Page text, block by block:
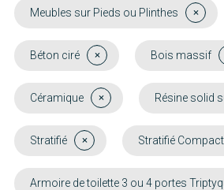
Meubles sur Pieds ou Plinthes
Béton ciré Bois massif
Céramique Résine solid
Stratifié Stratifié Compact
Armoire de toilette 3 ou 4 portes